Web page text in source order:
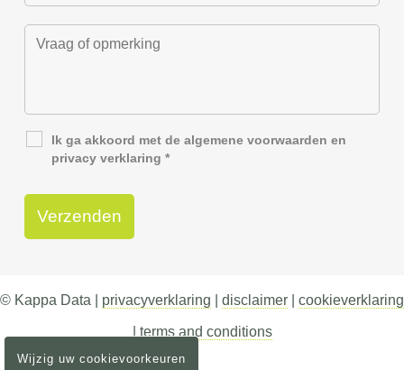
Ik ga akkoord met dealgemene voorwaarden en
privacy verklaring *
© Kappa Data | privacyverklaring disclaimer cookieverklaring
terms and conditions
Wijzig uw cookievoorkeuren